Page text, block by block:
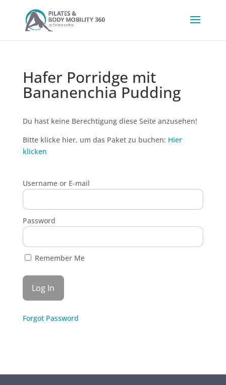
Hafer Porridge mit
Bananenchia Pudding
Du hast keine Berechtigung diese Seite anzusehen!
Bitte klicke hier, um das Paket zu buchen: Hier
klicken
Username or E-mail
Password
Remember Me
Forgot Password